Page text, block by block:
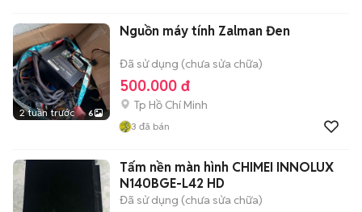
2 tuần trước 6
Nguồn máy tính Zalman Đen
Đã sử dụng (chưa sửa chữa)
500.000 đ
Tp Hồ Chí Minh
3 đã bán
Tấm nền màn hình CHIMEI INNOLUX
N140BGE-L42 HD
Đã sử dụng (chưa sửa chữa)